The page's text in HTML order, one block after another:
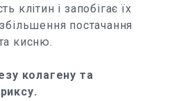
клітин і запобігає їх
постачання
кисню.
колагену та